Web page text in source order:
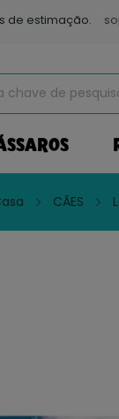
de estimação.
CÃES